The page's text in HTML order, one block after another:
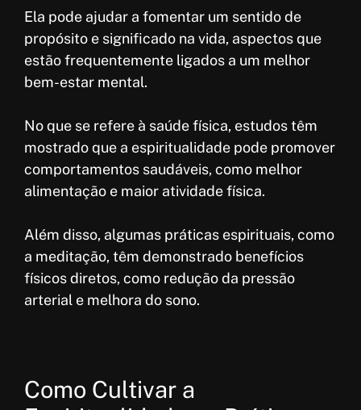
Ela pode ajudar a fomentar um sentido de
propósito e significado na vida, aspectos que
estão frequentemente ligados a um melhor
bem-estar mental.
No que se refere à saúde física, estudos têm
mostrado que a espiritualidade pode promover
comportamentos saudáveis, como melhor
alimentação e maior atividade física.
Além disso, algumas práticas espirituais, como
a meditação, têm demonstrado benefícios
físicos diretos, como redução da pressão
arterial e melhora do sono.
Como Cultivar a